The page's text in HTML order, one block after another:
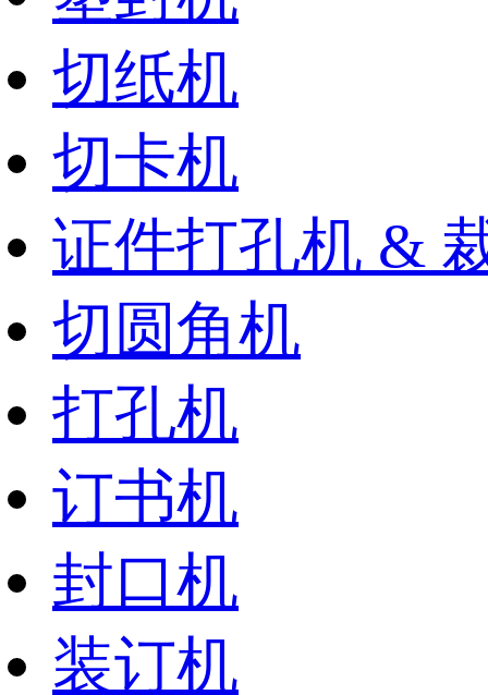
切纸机
切卡机
证件打孔机 &
切圆角机
打孔机
订书机
封口机
装订机